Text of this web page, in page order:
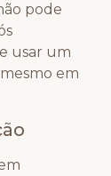
pode
usar um
em